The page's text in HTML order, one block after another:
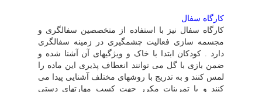
کارگاه سفال
کارگاه سفال نیز با استفاده از متخصصین سفالگرى و
مجسمه سازى فعالیت چشمگیرى در زمینه سفالگرى
دارد . کودکان ابتدا با خاک و ویژگیهاى آن آشنا شده و
ضمن بازى با گل مى توانند انعطاف پذیرى این ماده را
لمس کنند و به تدریج با روشهاى مختلف آشنایى پیدا مى
کنند و با تمرینات مکرر جهت کسب مهارتهاى دستى